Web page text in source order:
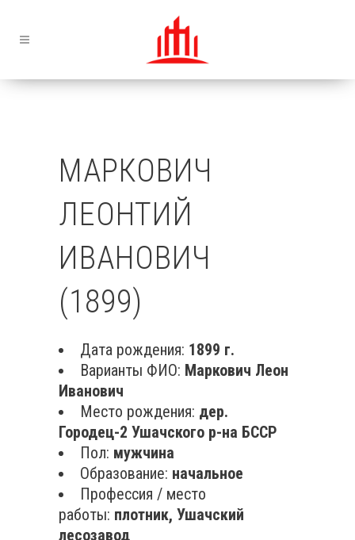
МАРКОВИЧ
ЛЕОНТИЙ
ИВАНОВИЧ
(1899)
Дата рождения: 1899 г.
Варианты ФИО: Маркович Леон
Иванович
Место рождения: дер.
Городец-2 Ушачского р-на БССР
Пол: мужчина
Образование: начальное
Профессия / место
работы: плотник, Ушачский
лесозавод